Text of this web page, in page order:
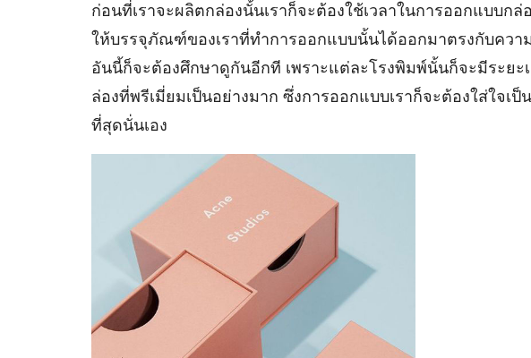
ก่อนที่เราจะผลิตกล่องนั้นเราก็จะต้องใช้เวลาในการออกแบบ
ให้บรรจุภัณฑ์ของเราที่ทำการออกแบบนั้นได้ออกมาตรงกับควา
อันนี้ก็จะต้องศึกษาดูกันอีกที เพราะแต่ละโรงพิมพ์นั้นก็จะมีระย
ล่องที่พรีเมี่ยมเป็นอย่างมาก ซึ่งการออกแบบเราก็จะต้องใส่ใจ
ที่สุดนั่นเอง